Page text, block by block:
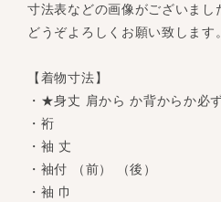
寸法表などの画像がございまし
どうぞよろしくお願い致します。
【着物寸法】
・★身丈 肩から か背からか必
・裄
・袖 丈
・袖付 （前） （後）
・袖 巾